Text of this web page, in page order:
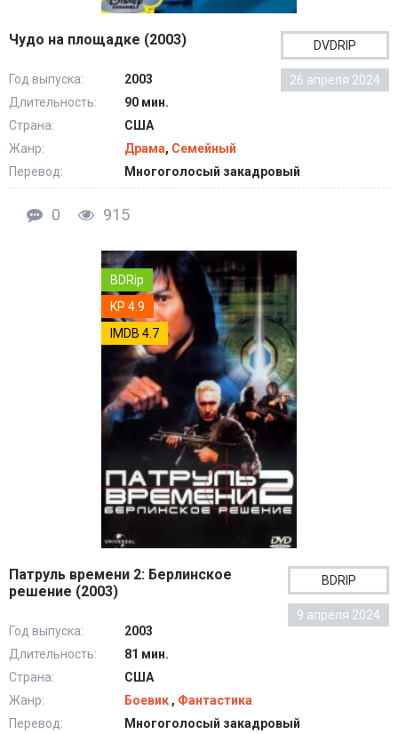
Чудо на площадке (2003) DVDRIP
26 апреля 2024
Год выпуска:
2003
Длительность:
90 мин.
Страна:
США
Жанр:
Драма, Семейный
Перевод:
Многоголосый закадровый
0 915
BDRip
KP 4.9
IMDB 4.7
Патруль времени 2: Берлинское
решение (2003)
BDRIP
9 апреля 2024
Год выпуска:
2003
Длительность:
81 мин.
Страна:
США
Жанр:
Боевик , Фантастика
Перевод:
Многоголосый закадровый